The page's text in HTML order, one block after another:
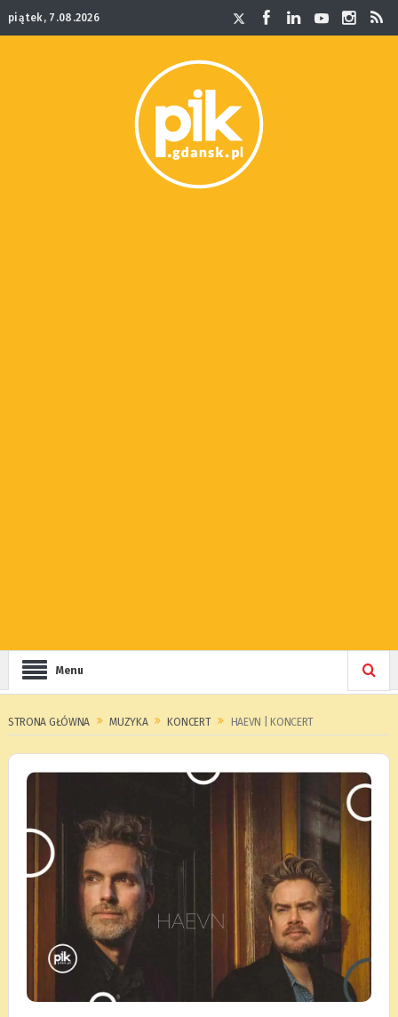
piątek, 7.08.2026
Menu
STRONA GŁÓWNA MUZYKA KONCERT HAEVN | KONCERT